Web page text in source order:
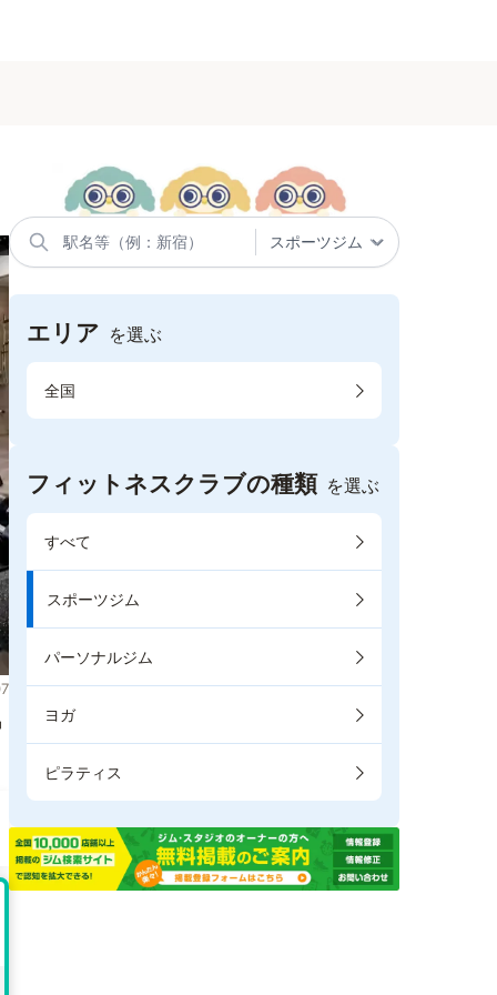
エリア を選ぶ
全国
フィットネスクラブの種類 を選ぶ
すべて
スポーツジム
パーソナルジム
ヨガ
ピラティス